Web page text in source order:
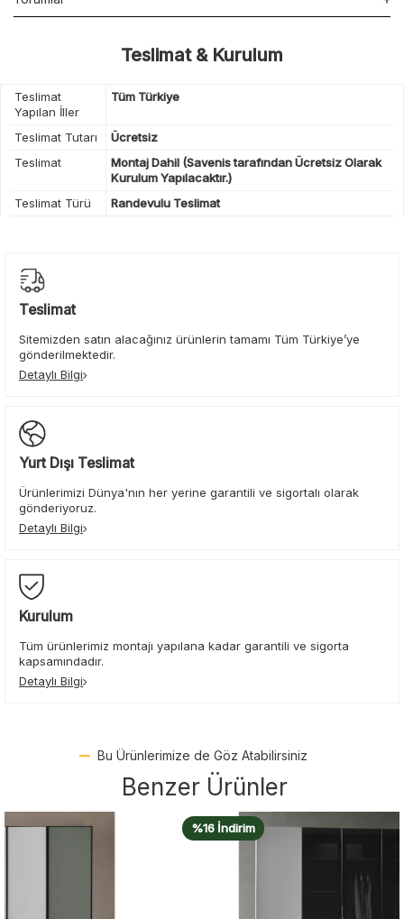
Teslimat & Kurulum
Teslimat
Yapılan İller
Tüm Türkiye
Teslimat Tutarı
Ücretsiz
Teslimat
Montaj Dahil (Savenis tarafından Ücretsiz Olarak
Kurulum Yapılacaktır.)
Teslimat Türü
Randevulu Teslimat
Teslimat
Sitemizden satın alacağınız ürünlerin tamamı Tüm Türkiye’ye
gönderilmektedir.
Detaylı Bilgi
Yurt Dışı Teslimat
Ürünlerimizi Dünya'nın her yerine garantili ve sigortalı olarak
gönderiyoruz.
Detaylı Bilgi
Kurulum
Tüm ürünlerimiz montajı yapılana kadar garantili ve sigorta
kapsamındadır.
Detaylı Bilgi
Bu Ürünlerimize de Göz Atabilirsiniz
Benzer Ürünler
%16 İndirim